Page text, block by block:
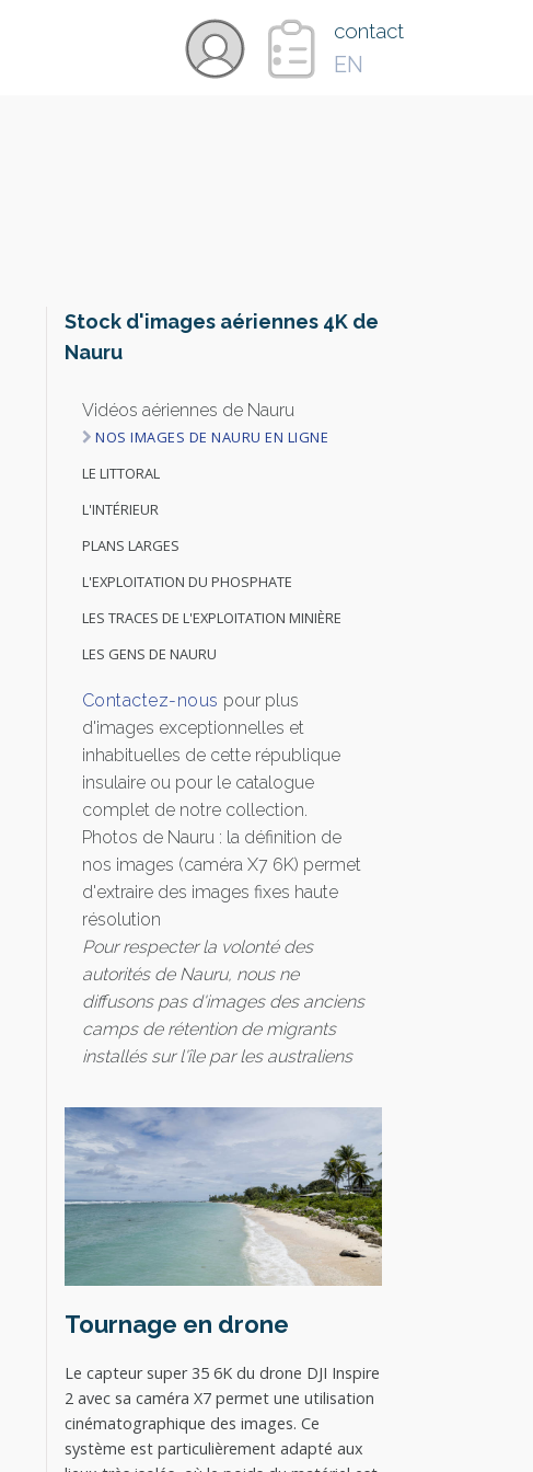
contact
EN
Stock d'images aériennes 4K de
Nauru
Vidéos aériennes de Nauru
NOS IMAGES DE NAURU EN LIGNE
LE LITTORAL
L'INTÉRIEUR
PLANS LARGES
L'EXPLOITATION DU PHOSPHATE
LES TRACES DE L'EXPLOITATION MINIÈRE
LES GENS DE NAURU
Contactez-nous pour plus
d'images exceptionnelles et
inhabituelles de cette république
insulaire ou pour le catalogue
complet de notre collection.
Photos de Nauru : la définition de
nos images (caméra X7 6K) permet
d'extraire des images fixes haute
résolution
Pour respecter la volonté des
autorités de Nauru, nous ne
diffusons pas d'images des anciens
camps de rétention de migrants
installés sur l'île par les australiens
Tournage en drone
Le capteur super 35 6K du drone DJI Inspire
2 avec sa caméra X7 permet une utilisation
cinématographique des images. Ce
système est particulièrement adapté aux